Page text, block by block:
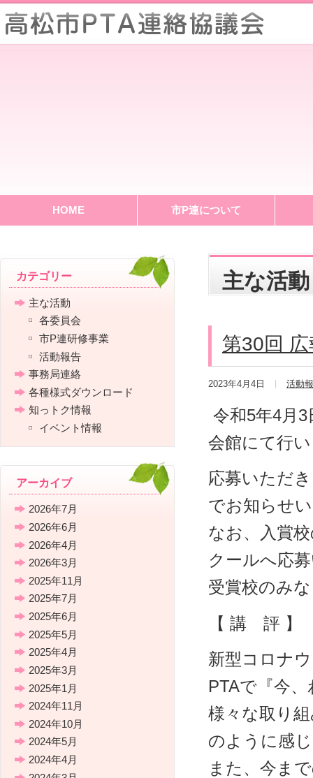
HOME 市P連について
主な活動
第30回
2023年4月4日 活動
令和5年4月
会館にて行
応募いただ
でお知らせ
なお、入賞
クールへ応
受賞校のみ
【 講 評 】
新型コロナ
PTAで『今
様々な取り
のように感
また、今ま
カテゴリー
主な活動
各委員会
市P連研修事業
活動報告
事務局連絡
各種様式ダウンロード
知っトク情報
イベント情報
アーカイブ
2026年7月
2026年6月
2026年4月
2026年3月
2025年11月
2025年7月
2025年6月
2025年5月
2025年4月
2025年3月
2025年1月
2024年11月
2024年10月
2024年5月
2024年4月